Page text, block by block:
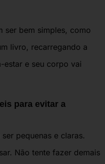
ser bem simples, como
livro, recarregando a
estar e seu corpo vai
para evitar a
pequenas e claras.
Não tente fazer demais